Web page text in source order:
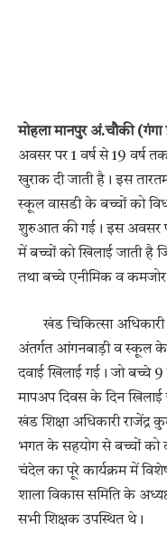
मोहला मानपुर अं.चौकी (गंगा
अवसर पर 1 वर्ष से 19 वर्ष
खुराक दी जाती है। इस
स्कूल वासडी के बच्चों को
शुरुआत की गई। इस अवसर
में बच्चों को खिलाई जाती है
तथा बच्चे एनीमिक व कमजोर
खंड चिकित्सा अधिकारी
अंतर्गत आंगनबाड़ी व स्कूल के
दवाई खिलाई गई। जो बच्चे
मापअप दिवस के दिन
खंड शिक्षा अधिकारी राजेंद्र
भगत के सहयोग से बच्चों को
चंदेल का पूरे कार्यक्रम में
शाला विकास समिति के
सभी शिक्षक उपस्थित थे।